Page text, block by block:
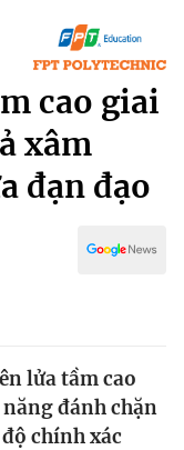
cao giai
xâm
đạn đạo
lửa tầm cao
đánh chặn
chính xác